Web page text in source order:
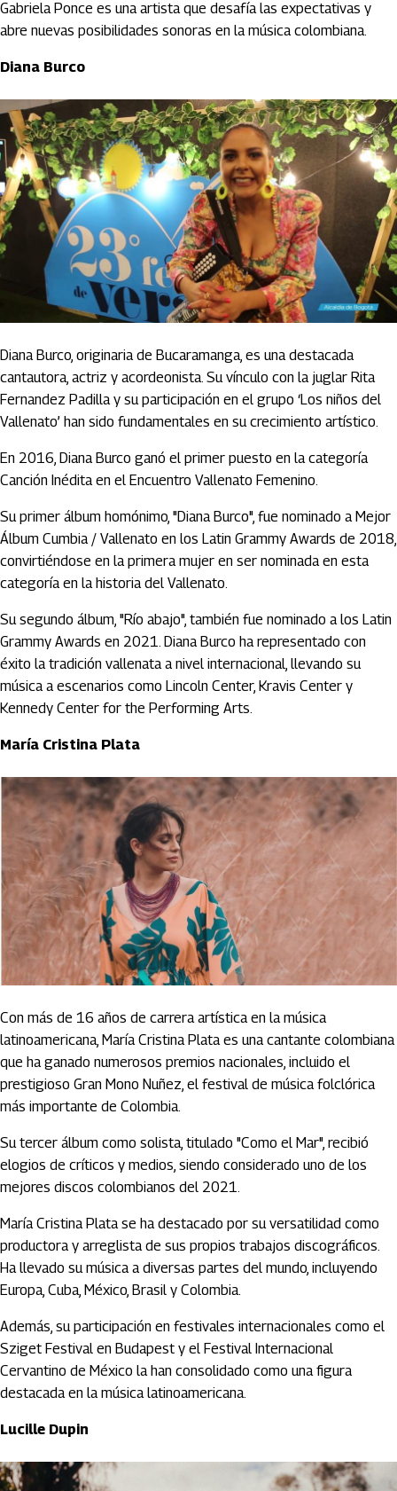
Gabriela Ponce es una artista que desafía las expectativas y
abre nuevas posibilidades sonoras en la música colombiana.
Diana Burco
Diana Burco, originaria de Bucaramanga, es una destacada
cantautora, actriz y acordeonista. Su vínculo con la juglar Rita
Fernandez Padilla y su participación en el grupo ‘Los niños del
Vallenato’ han sido fundamentales en su crecimiento artístico.
En 2016, Diana Burco ganó el primer puesto en la categoría
Canción Inédita en el Encuentro Vallenato Femenino.
Su primer álbum homónimo, "Diana Burco", fue nominado a Mejor
Álbum Cumbia / Vallenato en los Latin Grammy Awards de 2018,
convirtiéndose en la primera mujer en ser nominada en esta
categoría en la historia del Vallenato.
Su segundo álbum, "Río abajo", también fue nominado a los Latin
Grammy Awards en 2021. Diana Burco ha representado con
éxito la tradición vallenata a nivel internacional, llevando su
música a escenarios como Lincoln Center, Kravis Center y
Kennedy Center for the Performing Arts.
María Cristina Plata
Con más de 16 años de carrera artística en la música
latinoamericana, María Cristina Plata es una cantante colombiana
que ha ganado numerosos premios nacionales, incluido el
prestigioso Gran Mono Nuñez, el festival de música folclórica
más importante de Colombia.
Su tercer álbum como solista, titulado "Como el Mar", recibió
elogios de críticos y medios, siendo considerado uno de los
mejores discos colombianos del 2021.
María Cristina Plata se ha destacado por su versatilidad como
productora y arreglista de sus propios trabajos discográficos.
Ha llevado su música a diversas partes del mundo, incluyendo
Europa, Cuba, México, Brasil y Colombia.
Además, su participación en festivales internacionales como el
Sziget Festival en Budapest y el Festival Internacional
Cervantino de México la han consolidado como una figura
destacada en la música latinoamericana.
Lucille Dupin